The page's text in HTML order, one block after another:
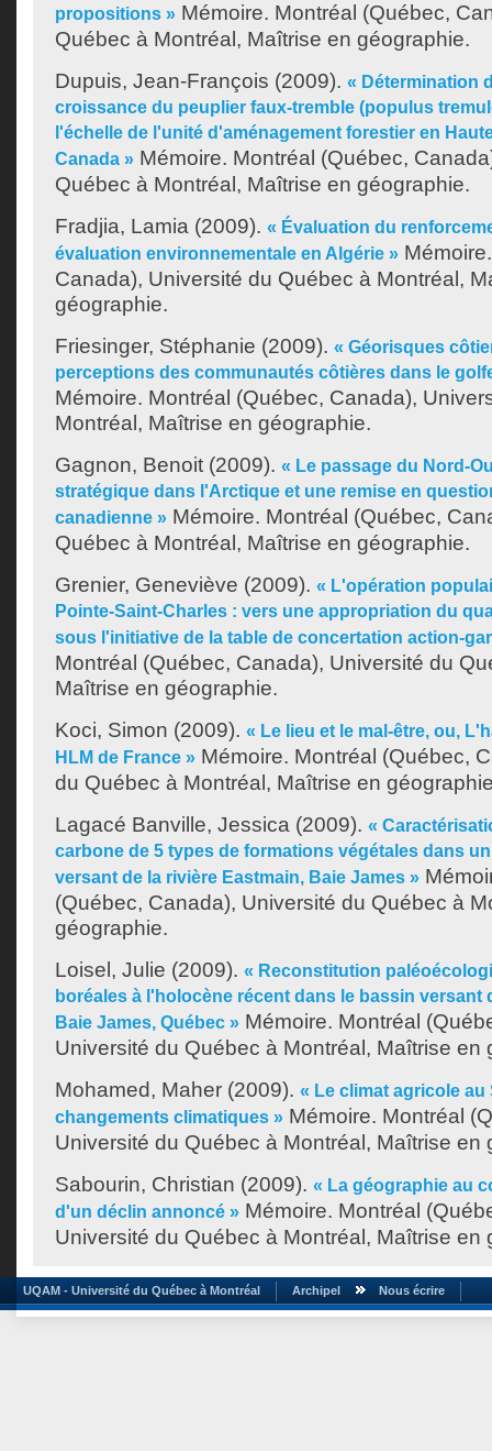
propositions » Mémoire. Montréal (Québec,
Québec à Montréal, Maîtrise en géographie.
Dupuis, Jean-François (2009). « Détermination
croissance du peuplier faux-tremble (populus
l'échelle de l'unité d'aménagement forestier en
Canada » Mémoire. Montréal (Québec,
Québec à Montréal, Maîtrise en géographie.
Fradjia, Lamia (2009). « Évaluation du
évaluation environnementale en Algérie »
Canada), Université du Québec à Montréal,
géographie.
Friesinger, Stéphanie (2009). « Géorisques
perceptions des communautés côtières dans le
Mémoire. Montréal (Québec, Canada),
Montréal, Maîtrise en géographie.
Gagnon, Benoit (2009). « Le passage du Nord-
stratégique dans l'Arctique et une remise en
canadienne » Mémoire. Montréal (Québec,
Québec à Montréal, Maîtrise en géographie.
Grenier, Geneviève (2009). « L'opération
Pointe-Saint-Charles : vers une appropriation du
sous l'initiative de la table de concertation action-
Montréal (Québec, Canada), Université du
Maîtrise en géographie.
Koci, Simon (2009). « Le lieu et le mal-être, ou,
HLM de France » Mémoire. Montréal (Québec,
du Québec à Montréal, Maîtrise en
Lagacé Banville, Jessica (2009). «
carbone de 5 types de formations végétales dans
versant de la rivière Eastmain, Baie James »
(Québec, Canada), Université du Québec à
géographie.
Loisel, Julie (2009). « Reconstitution
boréales à l'holocène récent dans le bassin versant
Baie James, Québec » Mémoire. Montréal
Université du Québec à Montréal, Maîtrise en
Mohamed, Maher (2009). « Le climat agricole
changements climatiques » Mémoire. Montréal
Université du Québec à Montréal, Maîtrise en
Sabourin, Christian (2009). « La géographie au
d'un déclin annoncé » Mémoire. Montréal
Université du Québec à Montréal, Maîtrise en
UQAM - Université du Québec à Montréal Archipel Nous écrire